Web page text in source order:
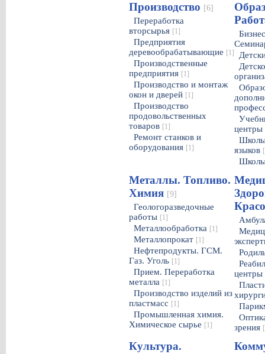
Производство [6]
Переработка
вторсырья [1]
Предприятия
деревообрабатывающие [1]
Производственные
предприятия [1]
Производство и монтаж
окон и дверей [1]
Производство
продовольственных
товаров [1]
Ремонт станков и
оборудования [1]
центры
языков
Металлы. Топливо.
Химия [9]
Геологоразведочные
работы [1]
Металлообработка [1]
Металлопрокат [1]
Нефтепродукты. ГСМ.
Газ. Уголь [1]
Прием. Переработка
металла [1]
Производство изделий из
пластмасс [1]
Промышленная химия.
Химическое сырье [1]
центры
зрения
Культура.